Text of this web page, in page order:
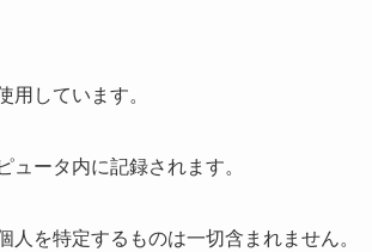
しています。
ータ内に記録されます。
を特定するものは一切含まれません。